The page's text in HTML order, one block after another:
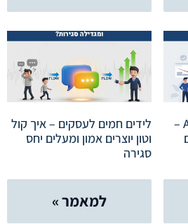
שיווק בפייסבוק בעידן ה-AI –
לידים חמים לעסקים – איך קול
וטון יוצרים אמון ומעלים יחס
סגירה
למאמר »